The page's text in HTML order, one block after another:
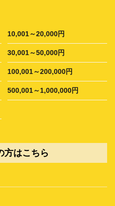
10,001～20,000円
30,001～50,000円
100,001～200,000円
500,001～1,000,000円
方はこちら